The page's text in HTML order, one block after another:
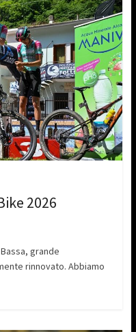
2026
grande
rinnovato. Abbiamo